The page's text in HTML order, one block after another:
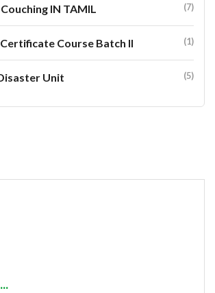
IN TAMIL (7)
Course Batch II (1)
Unit (5)